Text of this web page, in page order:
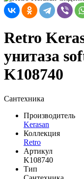
Retro
унитаза
K108740
Сантехника
Производитель
Kerasan
Коллекция
Retro
Артикул
K108740
Тип